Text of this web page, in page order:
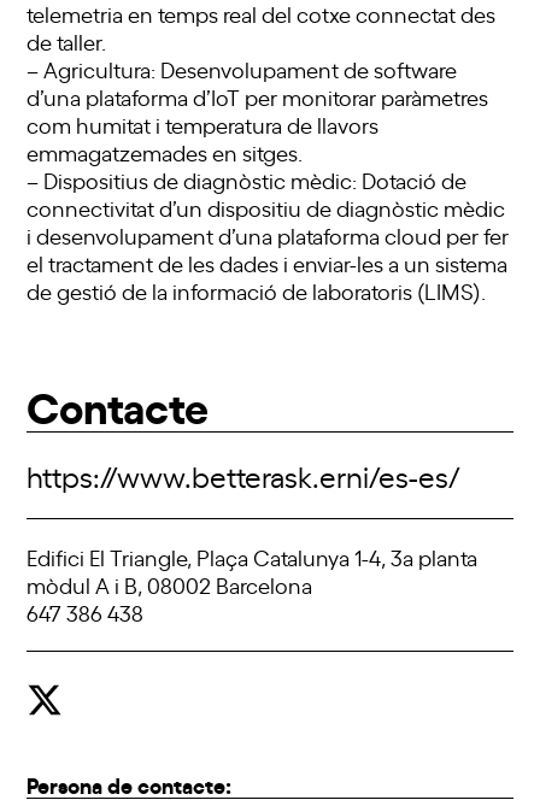
telemetria en temps real del cotxe connectat des
de taller.
– Agricultura: Desenvolupament de software
d’una plataforma d’IoT per monitorar paràmetres
com humitat i temperatura de llavors
emmagatzemades en sitges.
– Dispositius de diagnòstic mèdic: Dotació de
connectivitat d’un dispositiu de diagnòstic mèdic
i desenvolupament d’una plataforma cloud per fer
el tractament de les dades i enviar-les a un sistema
de gestió de la informació de laboratoris (LIMS).
Contacte
https://www.betterask.erni/es-es/
Edifici El Triangle, Plaça Catalunya 1-4, 3a planta
mòdul A i B, 08002 Barcelona
647 386 438
Persona de contacte: